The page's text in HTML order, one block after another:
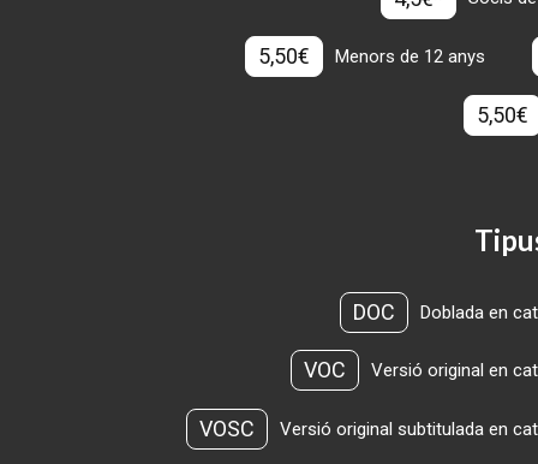
5,50€ Menors de 12 anys
5,50€
DOC Doblada en
VOC Versió original en
VOSC Versió original subtitulada en